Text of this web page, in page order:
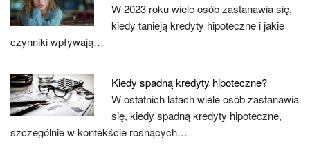
W 2023 roku wiele osób zastanawia się,
kiedy tanieją kredyty hipoteczne i jakie
czynniki wpływają…
Kiedy spadną kredyty hipoteczne?
W ostatnich latach wiele osób zastanawia
się, kiedy spadną kredyty hipoteczne,
szczególnie w kontekście rosnących…